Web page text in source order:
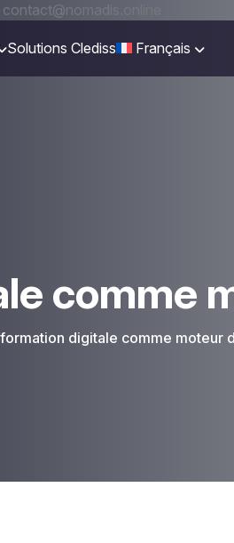
contact@nomadis.online
Solutions Clediss Français
comme
digitale comme moteur